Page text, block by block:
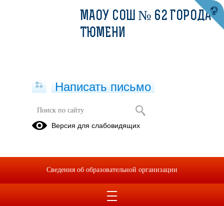
Неделя трезвости
Ежегодно в России проводится неделя трезвости, приуроченная к
Всероссийскому дню трезвости - 11 сентября - в целях борьбы с алкогольной
прошли Уроки Трезвости с ТГОО УСТ "Трезвая Тюмень" с учениками 5-9
классов. Цель уроков восстановить, создать информационную среду, в которой
МАОУ СОШ № 62 ГОРОДА
ТЮМЕНИ
Написать письмо
Версия для слабовидящих
Сведения об образовательной организации